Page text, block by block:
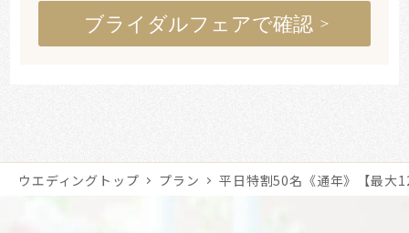
ブライダルフェアで確認
ウエディングトップ プラン 平日特割50名《通年》【最大